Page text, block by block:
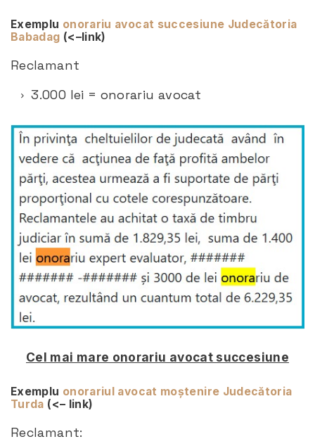
Exemplu onorariu avocat succesiune Judecătoria
Babadag (<–link)
Reclamant
3.000 lei = onorariu avocat
Cel mai mare onorariu avocat succesiune
Exemplu onorariul avocat moștenire Judecătoria
Turda (<– link)
Reclamant: